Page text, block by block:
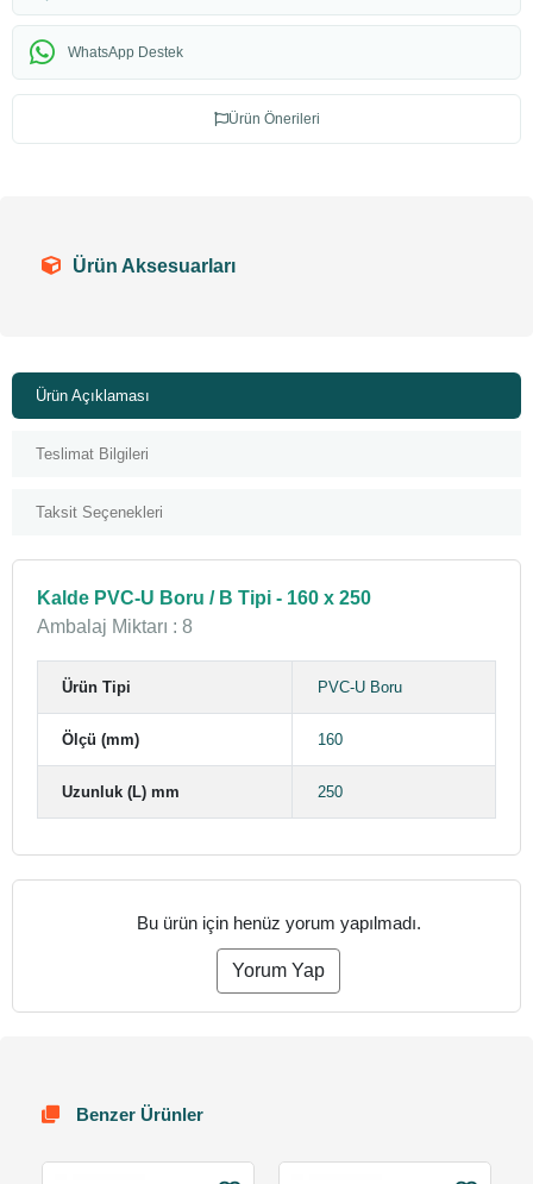
WhatsApp Destek
Ürün Önerileri
Ürün Aksesuarları
Ürün Açıklaması
Teslimat Bilgileri
Taksit Seçenekleri
Kalde PVC-U Boru / B Tipi - 160 x 250
Ambalaj Miktarı : 8
Ürün Tipi PVC-U Boru
Ölçü (mm) 160
Uzunluk (L) mm 250
Bu ürün için henüz yorum yapılmadı.
Yorum Yap
Benzer Ürünler